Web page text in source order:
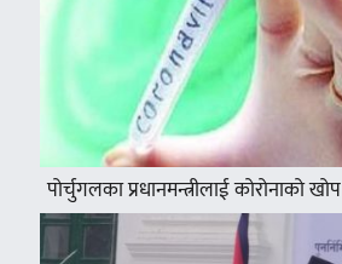
पोर्चुगलका प्रधानमन्त्रीलाई कोरोनाको खोप